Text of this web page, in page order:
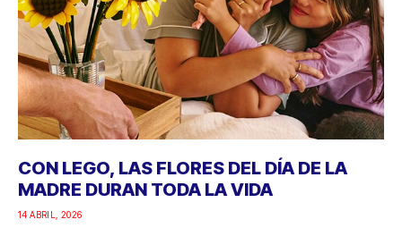
CON LEGO, LAS FLORES DEL DÍA DE LA
MADRE DURAN TODA LA VIDA
14 ABRIL, 2026